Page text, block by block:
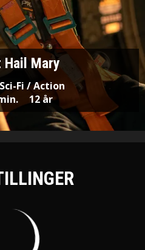
Mary
Fi / Action
12 år